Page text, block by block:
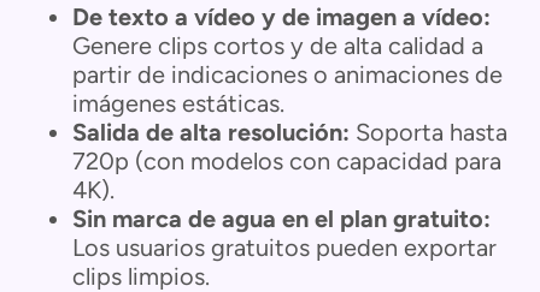
De texto a vídeo y de imagen a vídeo:
Genere clips cortos y de alta calidad a
partir de indicaciones o animaciones de
imágenes estáticas.
Salida de alta resolución: Soporta hasta
720p (con modelos con capacidad para
4K).
Sin marca de agua en el plan gratuito:
Los usuarios gratuitos pueden exportar
clips limpios.